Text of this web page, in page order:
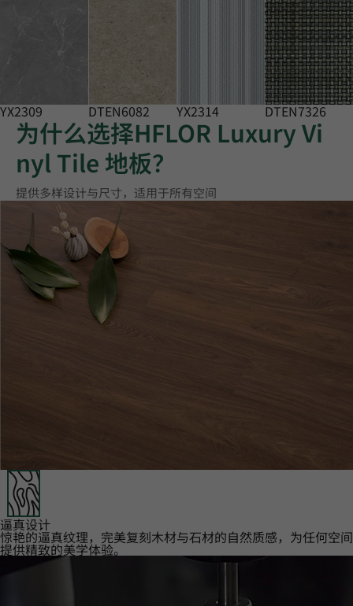
YX2309 DTEN6082 YX2314 DTEN7326
为什么选择HFLOR Luxury Vi
nyl Tile 地板？
提供多样设计与尺寸，适用于所有空间
逼真设计‌
惊艳的逼真纹理，完美复刻木材与石材的自然质感，为任何空间
提供精致的美学体验。